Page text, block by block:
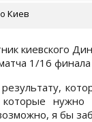
Киев
киевского
1/16
которые
я бы